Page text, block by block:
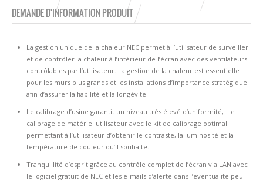
DEMANDE D'INFORMATION PRODUIT
La gestion unique de la chaleur NEC permet à l’utilisateur de surveiller
et de contrôler la chaleur à l’intérieur de l’écran avec des ventilateurs
contrôlables par l’utilisateur. La gestion de la chaleur est essentielle
pour les murs plus grands et les installations d’importance stratégique
aﬁn d’assurer la ﬁabilité et la longévité.
Le calibrage d’usine garantit un niveau très élevé d’uniformité, le
calibrage de matériel utilisateur avec le kit de calibrage optimal
permettant à l’utilisateur d’obtenir le contraste, la luminosité et la
température de couleur qu’il souhaite.
Tranquillité d’esprit grâce au contrôle complet de l’écran via LAN avec
le logiciel gratuit de NEC et les e-mails d’alerte dans l’éventualité peu